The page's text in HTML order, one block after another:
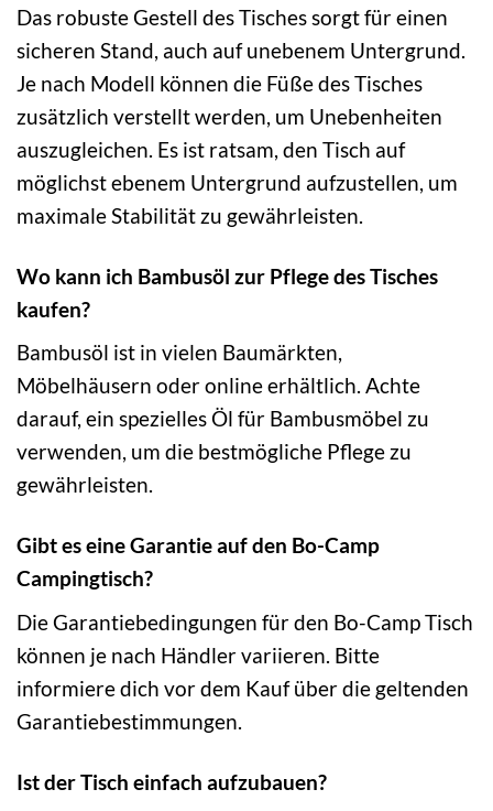
Das robuste Gestell des Tisches sorgt für einen
sicheren Stand, auch auf unebenem Untergrund.
Je nach Modell können die Füße des Tisches
zusätzlich verstellt werden, um Unebenheiten
auszugleichen. Es ist ratsam, den Tisch auf
möglichst ebenem Untergrund aufzustellen, um
maximale Stabilität zu gewährleisten.
Wo kann ich Bambusöl zur Pflege des Tisches
kaufen?
Bambusöl ist in vielen Baumärkten,
Möbelhäusern oder online erhältlich. Achte
darauf, ein spezielles Öl für Bambusmöbel zu
verwenden, um die bestmögliche Pflege zu
gewährleisten.
Gibt es eine Garantie auf den Bo-Camp
Campingtisch?
Die Garantiebedingungen für den Bo-Camp Tisch
können je nach Händler variieren. Bitte
informiere dich vor dem Kauf über die geltenden
Garantiebestimmungen.
Ist der Tisch einfach aufzubauen?